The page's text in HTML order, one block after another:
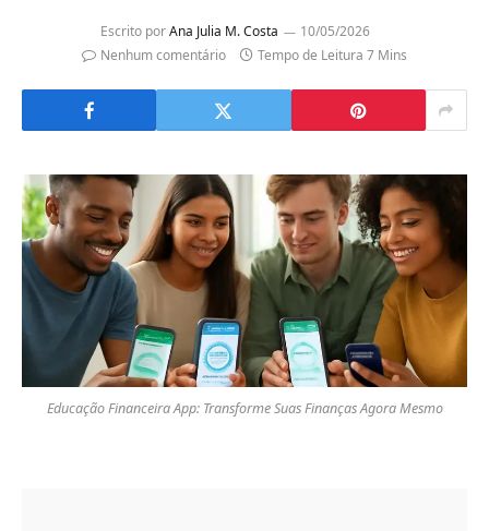
Escrito por Ana Julia M. Costa
10/05/2026
Nenhum comentário
Tempo de Leitura 7 Mins
Educação Financeira App: Transforme Suas Finanças Agora Mesmo